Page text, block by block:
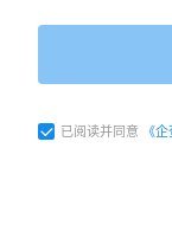
已阅读并同意 《